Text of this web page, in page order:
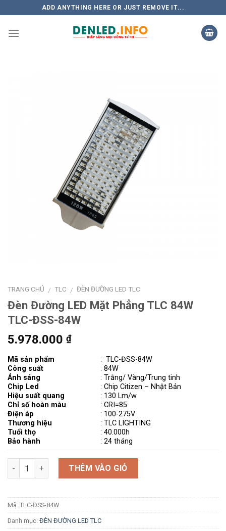
to
content
ADD ANYTHING HERE OR JUST REMOVE IT...
TRANG CHỦ / TLC / ĐÈN ĐƯỜNG LED TLC
Đèn Đường LED Mặt Phẳng TLC 84W
TLC-ĐSS-84W
5.978.000 ₫
Mã sản phẩm
Công suất
Ánh sáng
Chip Led
Hiệu suất quang
Chỉ số hoàn màu
Điện áp
Thương hiệu
Tuổi thọ
Bảo hành
:TLC-ĐSS-84W
: 84W
: Trắng/ Vàng/Trung tinh
: Chip Citizen – Nhật Bản
: 130 Lm/w
: CRI=85
: 100-275V
: TLC LIGHTING
: 40.000h
: 24 tháng
Số lượng THÊM VÀO GIỎ
Mã: TLC-ĐSS-84W
Danh mục: ĐÈN ĐƯỜNG LED TLC